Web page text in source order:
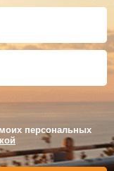
персональных